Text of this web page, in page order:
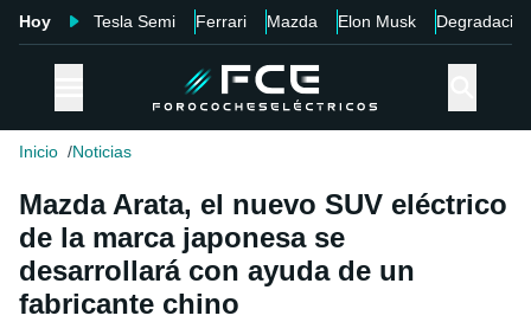
Hoy Tesla Semi Ferrari Mazda Elon Musk Degradación
Inicio Noticias
Mazda Arata, el nuevo SUV eléctrico
de la marca japonesa se
desarrollará con ayuda de un
fabricante chino